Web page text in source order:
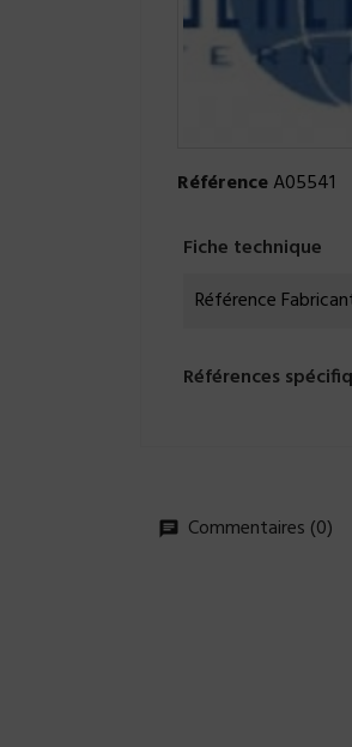
RéférenceA05541
Fiche technique
Référence
Références
Commentaires (0)